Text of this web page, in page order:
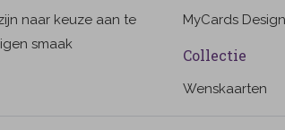
naar keuze aan te
smaak
MyCards Design
Collectie
Wenskaarten